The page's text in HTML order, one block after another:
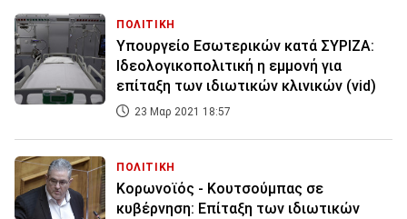
ΠΟΛΙΤΙΚΗ
Υπουργείο Εσωτερικών κατά ΣΥΡΙΖΑ:
Ιδεολογικοπολιτική η εμμονή για
επίταξη των ιδιωτικών κλινικών (vid)
23 Μαρ 2021 18:57
ΠΟΛΙΤΙΚΗ
Κορωνοϊός - Κουτσούμπας σε
κυβέρνηση: Επίταξη των ιδιωτικών